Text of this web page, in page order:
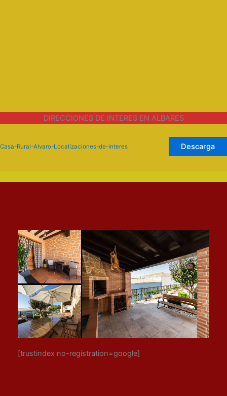
DIRECCIONES DE INTERES EN ALBARES
Casa-Rural-Alvaro-Localizaciones-de-interes Descarga
[trustindex no-registration=google]